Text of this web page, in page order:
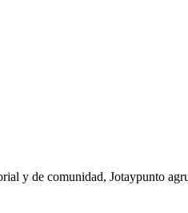
y de comunidad, Jotaypunto